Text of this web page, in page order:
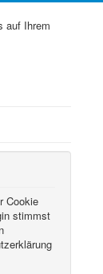
auf Ihrem
Cookie
stimmst